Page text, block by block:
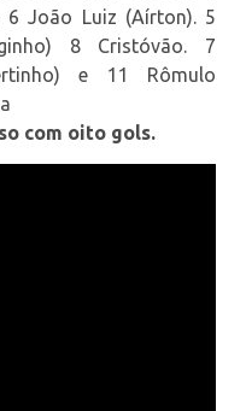
6 João Luiz (Aírton). 5
8 Cristóvão. 7
e 11 Rômulo
com oito gols.